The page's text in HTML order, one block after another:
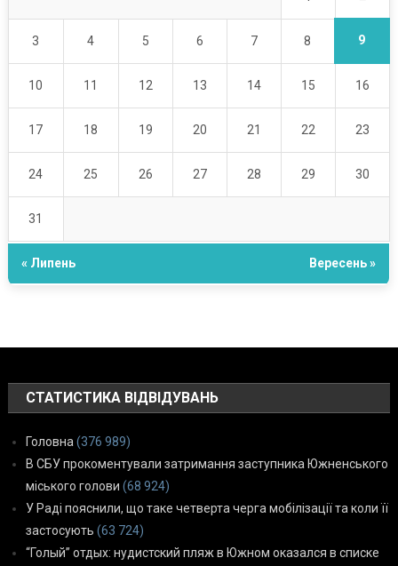
3 4 5 6 7 8 9
10 11 12 13 14 15 16
17 18 19 20 21 22 23
24 25 26 27 28 29 30
31
« Липень Вересень »
СТАТИСТИКА ВІДВІДУВАНЬ
Головна (376 989)
В СБУ прокоментували затримання заступника Южненського
міського голови (68 924)
У Раді пояснили, що таке четверта черга мобілізації та коли її
застосують (63 724)
“Голый” отдых: нудистский пляж в Южном оказался в списке